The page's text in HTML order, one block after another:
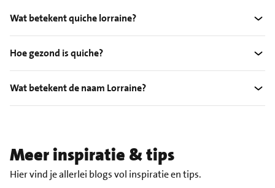
Wat betekent quiche lorraine?
Hoe gezond is quiche?
Wat betekent de naam Lorraine?
Meer inspiratie & tips
Hier vind je allerlei blogs vol inspiratie en tips.